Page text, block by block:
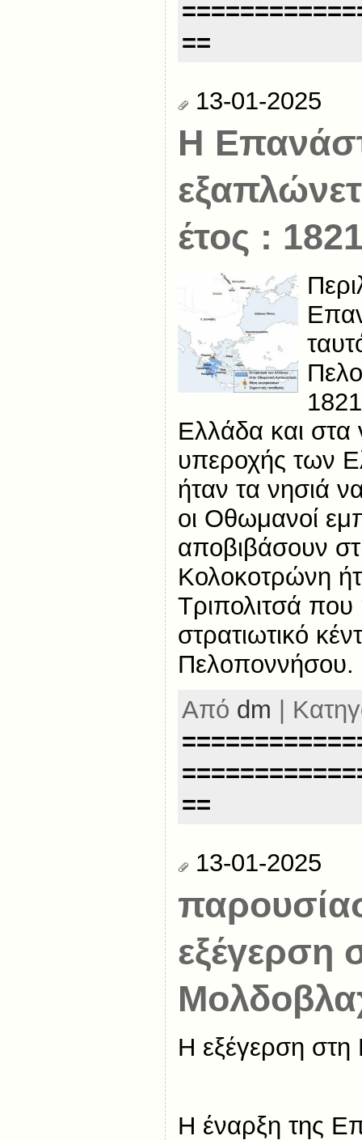
==
13-01-2025
Η
έτος :
Ελλάδα και στα
υπεροχής των
ήταν τα νησιά
οι Οθωμανοί
αποβιβάσουν
Κολοκοτρώνη
Τριπολιτσά που
στρατιωτικό
Από dm |
==
13-01-2025
εξέγερση
Η εξέγερση
Η έναρξη της